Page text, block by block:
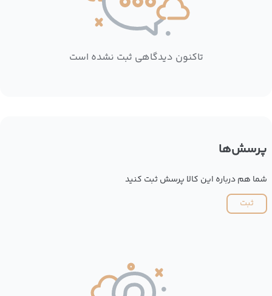
تاکنون دیدگاهی ثبت نشده است
پرسش‌ها
شما هم درباره این کالا پرسش ثبت کنید
ثبت